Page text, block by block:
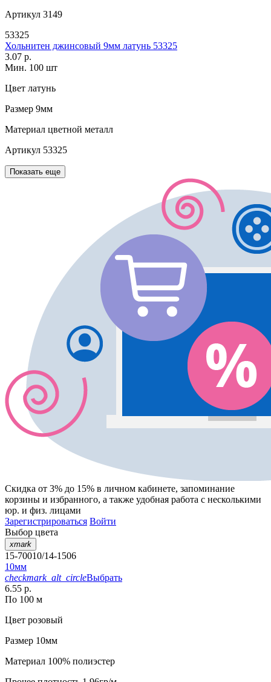
Артикул 3149
53325
Хольнитен джинсовый 9мм латунь 53325
3.07 р.
Мин. 100 шт
Цвет латунь
Размер 9мм
Материал цветной металл
Артикул 53325
Показать еще
Скидка от 3% до 15% в личном кабинете, запоминание
корзины и избранного, а также удобная работа с несколькими
юр. и физ. лицами
Зарегистрироваться Войти
Выбор цвета
xmark
15-70010/14-1506
10мм
checkmark_alt_circleВыбрать
6.55 р.
По 100 м
Цвет розовый
Размер 10мм
Материал 100% полиэстер